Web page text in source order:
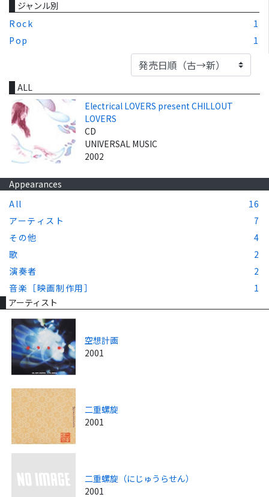
ジャンル別
Rock
1
Pop
1
ALL
Electrical LOVERS present CHILLOUT
LOVERS
CD
UNIVERSAL MUSIC
2002
Appearances
All
16
アーティスト
7
その他
4
歌
2
演奏者
2
音楽［映画制作用］
1
アーティスト
空想計画
2001
二重螺旋
2001
二重螺旋（にじゅうらせん）
2001